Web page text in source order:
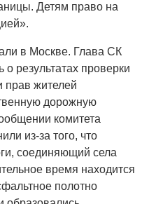
Детям право на
в Москве. Глава СК
результатах проверки
жителей
дорожную
комитета
из-за того, что
соединяющий села
время находится
полотно